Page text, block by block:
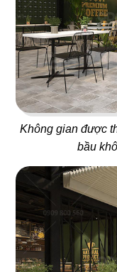
Không gian được
bầu
11
YUMMY BABOON
Gà rán
13
MARINA
Coffee